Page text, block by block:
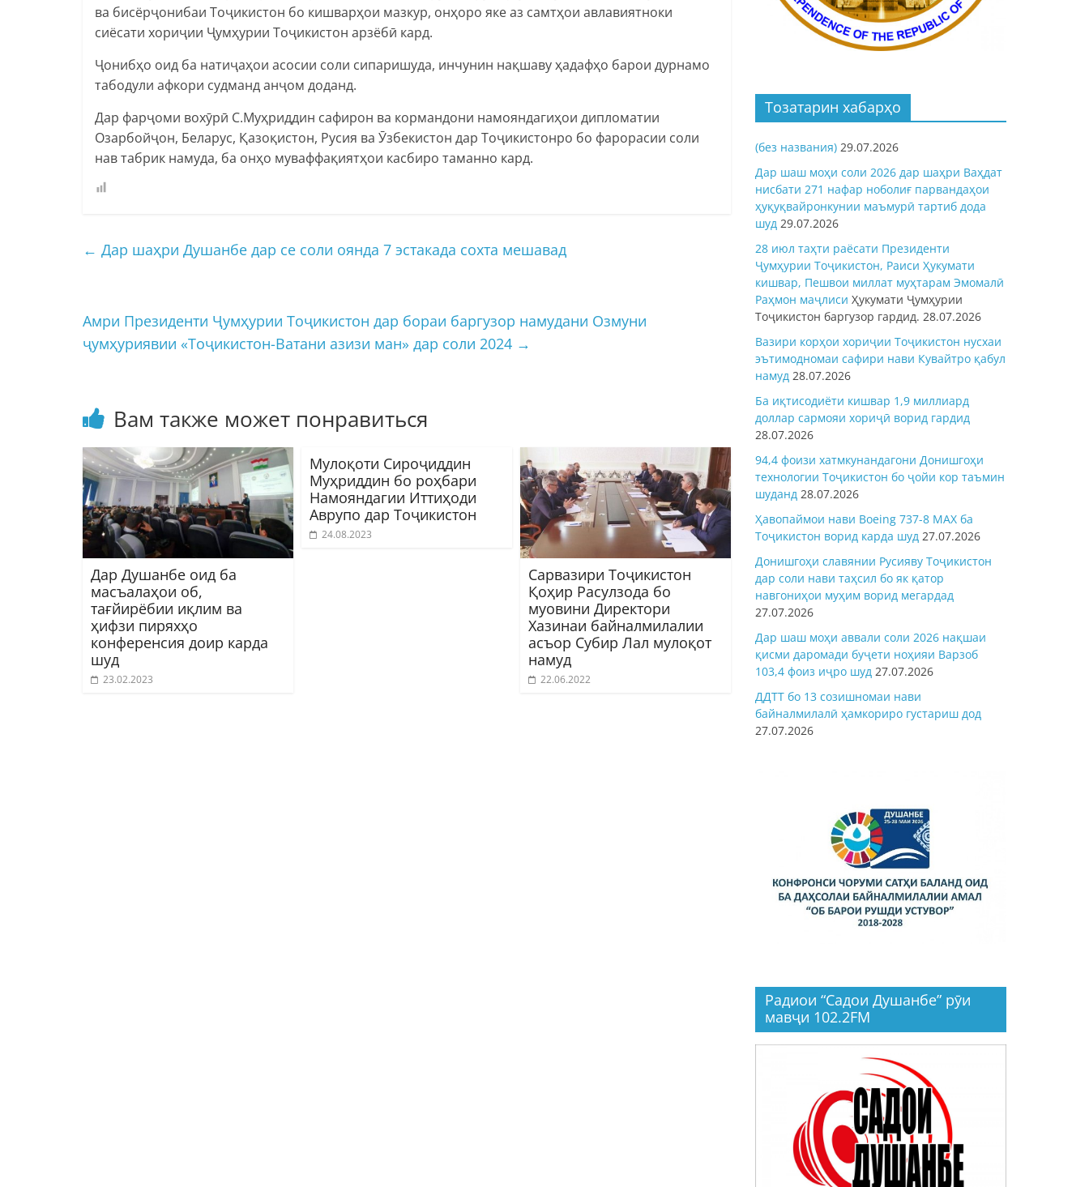
ва бисёрҷонибаи Тоҷикистон бо кишварҳои мазкур, онҳоро яке аз самтҳои авлавиятноки
сиёсати хориҷии Ҷумҳурии Тоҷикистон арзёбӣ кард.
Ҷонибҳо оид ба натиҷаҳои асосии соли сипаришуда, инчунин нақшаву ҳадафҳо барои дурнамо
табодули афкори судманд анҷом доданд.
Дар фарҷоми вохӯрӣ С.Муҳриддин сафирон ва кормандони намояндагиҳои дипломатии
Озарбойҷон, Беларус, Қазоқистон, Русия ва Ӯзбекистон дар Тоҷикистонро бо фарорасии соли
нав табрик намуда, ба онҳо муваффақиятҳои касбиро таманно кард.
← Дар шаҳри Душанбе дар се соли оянда 7 эстакада сохта мешавад
Амри Президенти Ҷумҳурии Тоҷикистон дар бораи баргузор намудани Озмуни
ҷумҳуриявии «Тоҷикистон-Ватани азизи ман» дар соли 2024 →
Вам также может понравиться
Дар Душанбе оид ба
масъалаҳои об,
тағйирёбии иқлим ва
ҳифзи пиряхҳо
конференсия доир карда
шуд
23.02.2023
Мулоқоти Сироҷиддин
Муҳриддин бо роҳбари
Намояндагии Иттиҳоди
Аврупо дар Тоҷикистон
24.08.2023
Сарвазири Тоҷикистон
Қоҳир Расулзода бо
муовини Директори
Хазинаи байналмилалии
асъор Субир Лал мулоқот
намуд
22.06.2022
Тозатарин хабарҳо
(без названия) 29.07.2026
Дар шаш моҳи соли 2026 дар шаҳри Ваҳдат
нисбати 271 нафар ноболиғ парвандаҳои
ҳуқуқвайронкунии маъмурӣ тартиб дода
шуд 29.07.2026
28 июл таҳти раёсати Президенти
Ҷумҳурии Тоҷикистон, Раиси Ҳукумати
кишвар, Пешвои миллат муҳтарам Эмомалӣ
Раҳмон маҷлиси Ҳукумати Ҷумҳурии
Тоҷикистон баргузор гардид. 28.07.2026
Вазири корҳои хориҷии Тоҷикистон нусхаи
эътимодномаи сафири нави Кувайтро қабул
намуд 28.07.2026
Ба иқтисодиёти кишвар 1,9 миллиард
доллар сармояи хориҷӣ ворид гардид
28.07.2026
94,4 фоизи хатмкунандагони Донишгоҳи
технологии Тоҷикистон бо ҷойи кор таъмин
шуданд 28.07.2026
Ҳавопаймои нави Boeing 737-8 MAX ба
Тоҷикистон ворид карда шуд 27.07.2026
Донишгоҳи славянии Русияву Тоҷикистон
дар соли нави таҳсил бо як қатор
навгониҳои муҳим ворид мегардад
27.07.2026
Дар шаш моҳи аввали соли 2026 нақшаи
қисми даромади буҷети ноҳияи Варзоб
103,4 фоиз иҷро шуд 27.07.2026
ДДТТ бо 13 созишномаи нави
байналмилалӣ ҳамкориро густариш дод
27.07.2026
Радиои “Садои Душанбе” рӯи
мавҷи 102.2FM